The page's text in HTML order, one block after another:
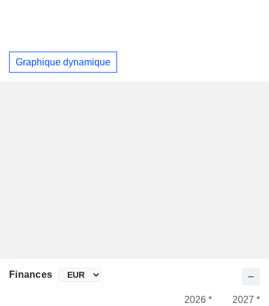
Graphique dynamique
Finances
2026 *
2027 *